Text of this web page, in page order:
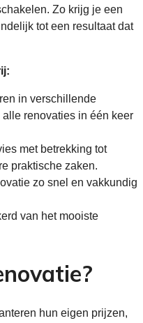
Zo krijg je een
tot een resultaat dat
in verschillende
renovaties in één keer
met betrekking tot
praktische zaken.
zo snel en vakkundig
van het mooiste
hun eigen prijzen,